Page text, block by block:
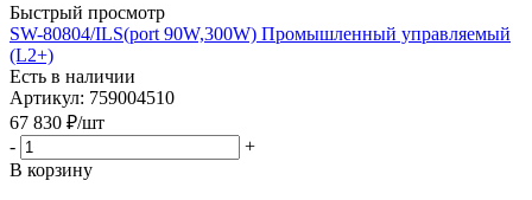
Быстрый просмотр
SW-80804/ILS(port 90W,300W) Промышленный управляемый
(L2+)
Есть в наличии
Артикул: 759004510
67 830 ₽/шт
-
+
В корзину